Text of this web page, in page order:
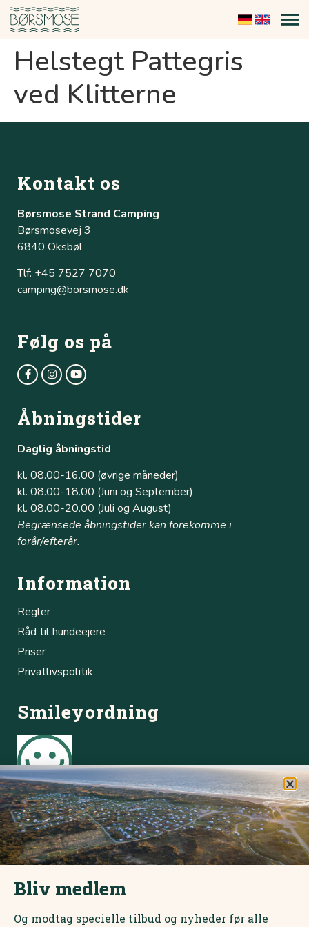
Helstegt Pattegris
ved Klitterne
Kontakt os
Børsmose Strand Camping
Børsmosevej 3
6840 Oksbøl
Tlf: +45 7527 7070
camping@borsmose.dk
Følg os på
Åbningstider
Daglig åbningstid
kl. 08.00-16.00 (øvrige måneder)
kl. 08.00-18.00 (Juni og September)
kl. 08.00-20.00 (Juli og August)
Begrænsede åbningstider kan forekomme i
forår/efterår.
Information
Regler
Råd til hundeejere
Priser
Privatlivspolitik
Smileyordning
Børsmose Strand Camping Cafe
Online booking
Du kan hurtigt og nemt booke plads via vores online
Book online her
Bliv medlem
Og modtag specielle tilbud og nyheder før alle